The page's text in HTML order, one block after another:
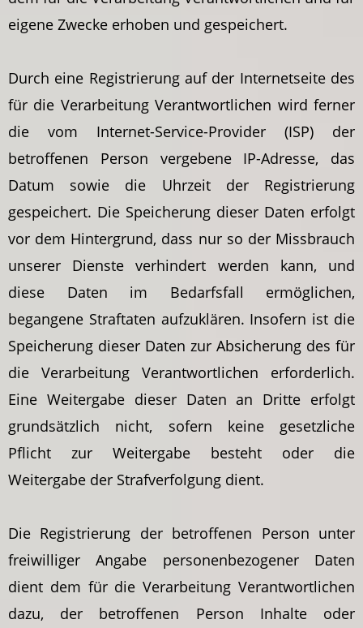
eigene Zwecke erhoben und gespeichert.
Durch eine Registrierung auf der Internetseite des
für die Verarbeitung Verantwortlichen wird ferner
die vom Internet-Service-Provider (ISP) der
betroffenen Person vergebene IP-Adresse, das
Datum sowie die Uhrzeit der Registrierung
gespeichert. Die Speicherung dieser Daten erfolgt
vor dem Hintergrund, dass nur so der Missbrauch
unserer Dienste verhindert werden kann, und
diese Daten im Bedarfsfall ermöglichen,
begangene Straftaten aufzuklären. Insofern ist die
Speicherung dieser Daten zur Absicherung des für
die Verarbeitung Verantwortlichen erforderlich.
Eine Weitergabe dieser Daten an Dritte erfolgt
grundsätzlich nicht, sofern keine gesetzliche
Pflicht zur Weitergabe besteht oder die
Weitergabe der Strafverfolgung dient.
Die Registrierung der betroffenen Person unter
freiwilliger Angabe personenbezogener Daten
dient dem für die Verarbeitung Verantwortlichen
dazu, der betroffenen Person Inhalte oder